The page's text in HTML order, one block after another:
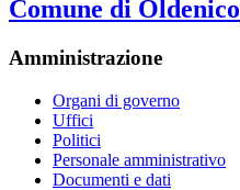
Comune di Oldenico
Amministrazione
Organi di governo
Uffici
Politici
Personale amministrativo
Documenti e dati